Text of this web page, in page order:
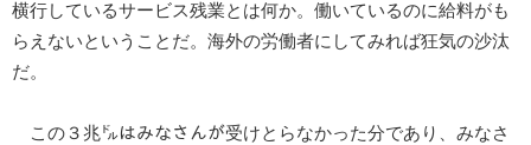
横行しているサービス残業とは何か。働いているのに給料がも
らえないということだ。海外の労働者にしてみれば狂気の沙汰
だ。
この３兆㌦はみなさんが受けとらなかった分であり、みなさ